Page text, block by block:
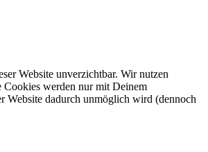
Website unverzichtbar. Wir nutzen
Cookies werden nur mit Deinem
Website dadurch unmöglich wird (dennoch